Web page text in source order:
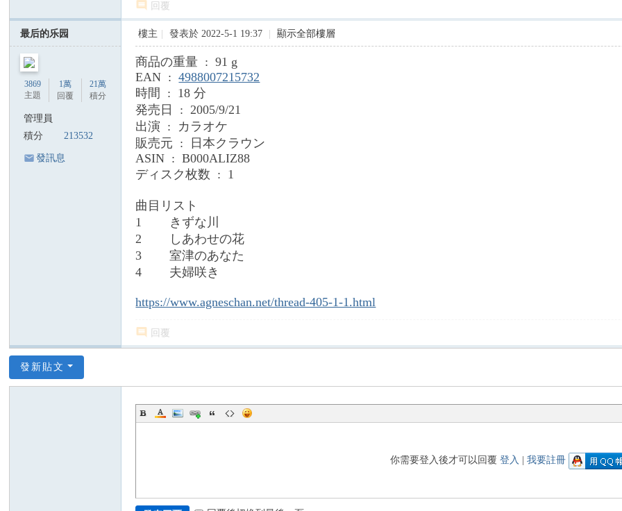
美
・
チ
ャ
回覆
最后的乐园
3869
主題
1萬
回覆
21萬
積分
管理員
積分
213532
發訊息
樓主 發表於 2022-5-1 19:37 顯示全部樓層
商品の重量 ‏ : ‎ 91 g
EAN ‏ : ‎4988007215732
時間 ‏ : ‎ 18 分
発売日 ‏ : ‎ 2005/9/21
出演 ‏ : ‎ カラオケ
販売元 ‏ : ‎ 日本クラウン
ASIN ‏ : ‎ B000ALIZ88
ディスク枚数 ‏ : ‎ 1
曲目リスト
1 きずな川
2 しあわせの花
3 室津のあなた
4 夫婦咲き
https://www.agneschan.net/thread-405-1-1.html
回覆
發新貼文
你需要登入後才可以回覆 登入 我要註冊